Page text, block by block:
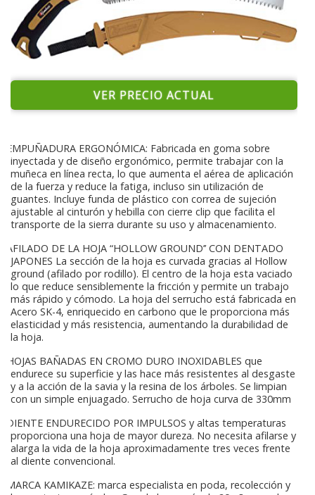
VER PRECIO ACTUAL
EMPUÑADURA ERGONÓMICA: Fabricada en goma sobre
inyectada y de diseño ergonómico, permite trabajar con la
muñeca en línea recta, lo que aumenta el aérea de aplicación
de la fuerza y reduce la fatiga, incluso sin utilización de
guantes. Incluye funda de plástico con correa de sujeción
ajustable al cinturón y hebilla con cierre clip que facilita el
transporte de la sierra durante su uso y almacenamiento.
AFILADO DE LA HOJA “HOLLOW GROUND’’ CON DENTADO
JAPONES La sección de la hoja es curvada gracias al Hollow
ground (afilado por rodillo). El centro de la hoja esta vaciado
lo que reduce sensiblemente la fricción y permite un trabajo
más rápido y cómodo. La hoja del serrucho está fabricada en
Acero SK-4, enriquecido en carbono que le proporciona más
elasticidad y más resistencia, aumentando la durabilidad de
la hoja.
HOJAS BAÑADAS EN CROMO DURO INOXIDABLES que
endurece su superficie y las hace más resistentes al desgaste
y a la acción de la savia y la resina de los árboles. Se limpian
con un simple enjuagado. Serrucho de hoja curva de 330mm
DIENTE ENDURECIDO POR IMPULSOS y altas temperaturas
proporciona una hoja de mayor dureza. No necesita afilarse y
alarga la vida de la hoja aproximadamente tres veces frente
al diente convencional.
MARCA KAMIKAZE: marca especialista en poda, recolección y